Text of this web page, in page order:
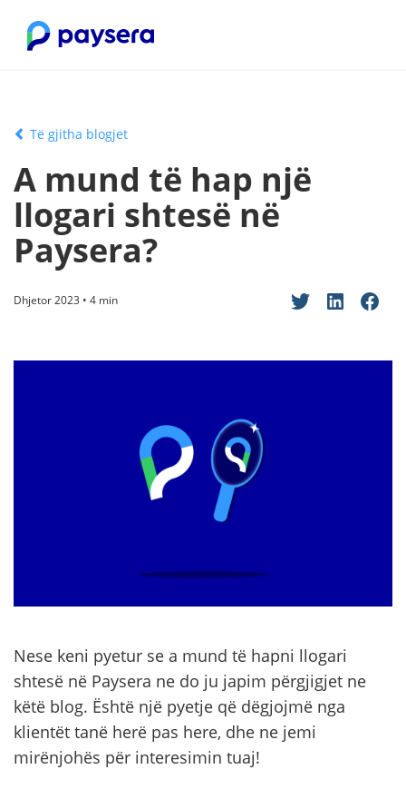
Të gjitha blogjet
A mund të hap një
llogari shtesë në
Paysera?
Dhjetor 2023 • 4 min
Nese keni pyetur se a mund të hapni llogari
shtesë në Paysera ne do ju japim përgjigjet ne
këtë blog. Është një pyetje që dëgjojmë nga
klientët tanë herë pas here, dhe ne jemi
mirënjohës për interesimin tuaj!